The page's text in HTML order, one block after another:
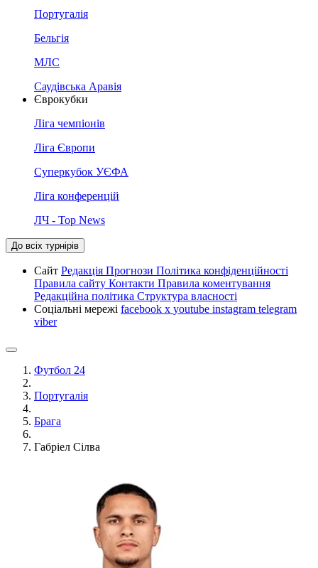
Португалія
Бельгія
МЛС
Саудівська Аравія
Єврокубки
Ліга чемпіонів
Ліга Європи
Суперкубок УЄФА
Ліга конференцій
ЛЧ - Top News
До всіх турнірів
Сайт Редакція Прогнози Політика конфіденційності
Правила сайту Контакти Правила коментування
Редакційна політика Структура власності
Соціальні мережі facebook x youtube instagram telegram
viber
Футбол 24
Португалія
Брага
Габріел Сілва